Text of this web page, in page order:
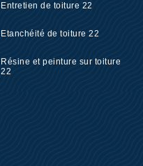
Entretien de toiture 22
Etanchéité de toiture 22
Résine et peinture sur toiture
22